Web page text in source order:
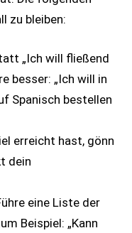
zu bleiben:
„Ich will fließend
besser: „Ich will in
Spanisch bestellen
erreicht hast, gönn
dein
eine Liste der
Beispiel: „Kann